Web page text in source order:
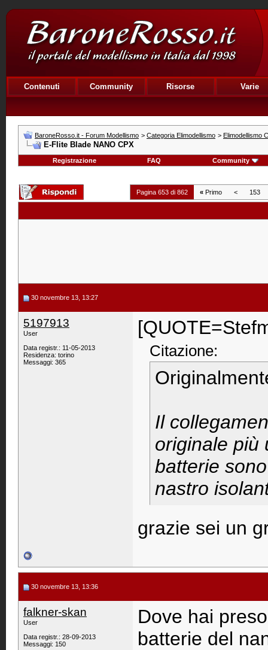
Contenuti Community Risorse Varie
BaroneRosso.it - Forum Modellismo > Categoria Elimodellismo > Elimodellismo
E-Flite Blade NANO CPX
Registrazione FAQ Community
Pagina 653 di 862 « Primo < 153
30 novembre 13, 13:27
5197913
User
Data registr.: 11-05-2013
Residenza: torino
Messaggi: 365
Citazione:
Il
originale più
batterie
nastro
grazie sei un
30 novembre 13, 13:36
falkner-skan
User
Data registr.: 28-09-2013
Messaggi: 150
Dove hai
batterie del